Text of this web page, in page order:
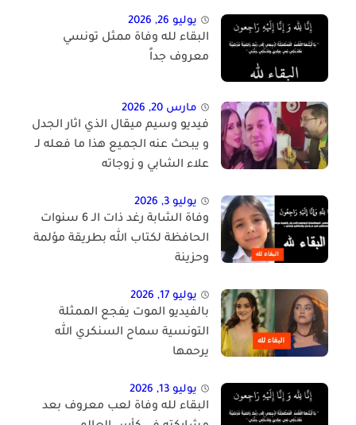
يوليو 26, 2026
البقاء لله وفاة ممثل تونسي
معروف جداً
مارس 20, 2026
فيديو وسيم ميقال الذي اثار الجدل
و يبحث عنه الجميع هذا ما فعله لـ
علاء الشابي و زوجاته
يوليو 3, 2026
وفاة الشابة رغد ذات الـ 6 سنوات
الحافظة لكتاب الله بطريقة مؤلمة
وحزينة
يوليو 17, 2026
بالفيديو الموت يفجع الممثلة
التونسية سماح السنكري الله
يرحمها
يوليو 13, 2026
البقاء لله وفاة لعب معروف بعد